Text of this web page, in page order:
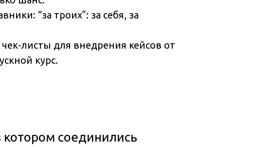
“за троих”: за себя, за
листы для внедрения кейсов от
курс.
соединились